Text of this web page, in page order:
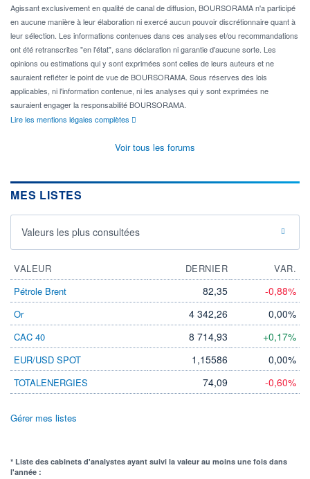
Agissant exclusivement en qualité de canal de diffusion, BOURSORAMA n'a participé
en aucune manière à leur élaboration ni exercé aucun pouvoir discrétionnaire quant à
leur sélection. Les informations contenues dans ces analyses et/ou recommandations
ont été retranscrites "en l'état", sans déclaration ni garantie d'aucune sorte. Les
opinions ou estimations qui y sont exprimées sont celles de leurs auteurs et ne
sauraient refléter le point de vue de BOURSORAMA. Sous réserves des lois
applicables, ni l'information contenue, ni les analyses qui y sont exprimées ne
sauraient engager la responsabilité BOURSORAMA.
Lire les mentions légales complètes
Voir tous les forums
MES LISTES
Valeurs les plus consultées
VALEUR DERNIER
VAR.
Pétrole Brent
82,35 -0,88%
Or 4 342,26 0,00%
CAC 40 8 714,93 +0,17%
EUR/USD SPOT 1,15586 0,00%
TOTALENERGIES 74,09 -0,60%
Gérer mes listes
* Liste des cabinets d'analystes ayant suivi la valeur au moins une fois dans
l'année :